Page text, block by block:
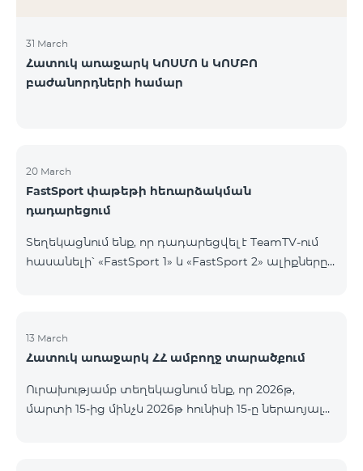
31 March
Հատուկ առաջարկ ԿՈՍՄՈ և ԿՈՄԲՈ
բաժանորդների համար
20 March
FastSport փաթեթի հեռարձակման
դադարեցում
Տեղեկացնում ենք, որ դադարեցվել է TeamTV-ում
հասանելի՝ «FastSport 1» և «FastSport 2» ալիքները
Հարցերի կամ լրացուցիչ տեղեկությունների
համար խնդրում ենք դիմել «Ֆասթ Մեդիա»
13 March
Հատուկ առաջարկ ՀՀ ամբողջ տարածքում
Ուրախությամբ տեղեկացնում ենք, որ 2026թ,
մարտի 15-ից մինչև 2026թ հունիսի 15-ը ներառյալ